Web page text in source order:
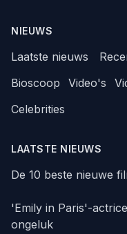
NIEUWS
Laatste nieuws
Bioscoop
Video's
Celebrities
LAATSTE NIEUWS
De 10 beste nieuwe
'Emily in Paris'-
ongeluk